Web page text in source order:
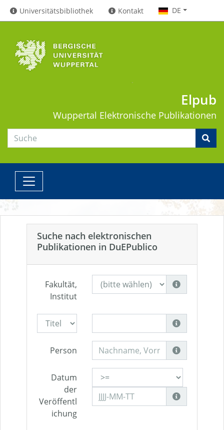
Universitätsbibliothek Kontakt DE
Elpub
Wuppertal Elektronische Publikationen
Suche nach elektronischen
Publikationen in DuEPublico
Fakultät,
Institut
Person
Datum
der
Veröffentl
ichung